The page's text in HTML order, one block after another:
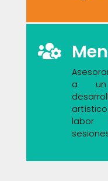
a un
labor